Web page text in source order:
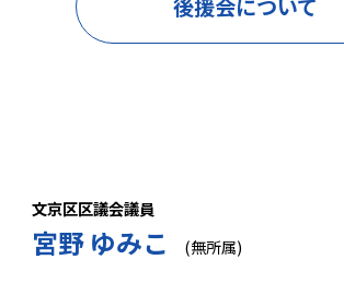
文京区区議会議員
宮野 ゆみこ (無所属)